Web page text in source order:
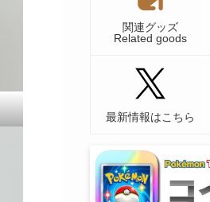
関連グッズ
Related goods
最新情報はこちら